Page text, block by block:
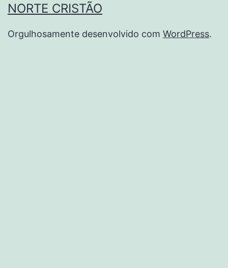
NORTE CRISTÃO
Orgulhosamente desenvolvido com WordPress.